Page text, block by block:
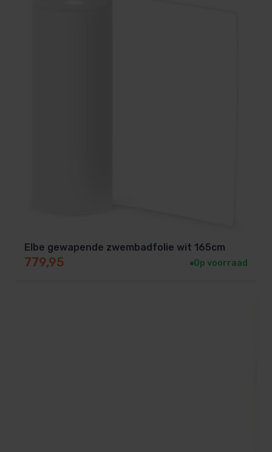
Elbe gewapende zwembadfolie wit 165cm
779,95 Op voorraad